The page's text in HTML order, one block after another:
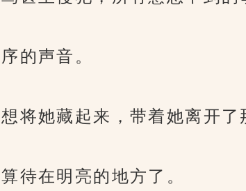
的声音。
她藏起来，带着她离开了
在明亮的地方了。